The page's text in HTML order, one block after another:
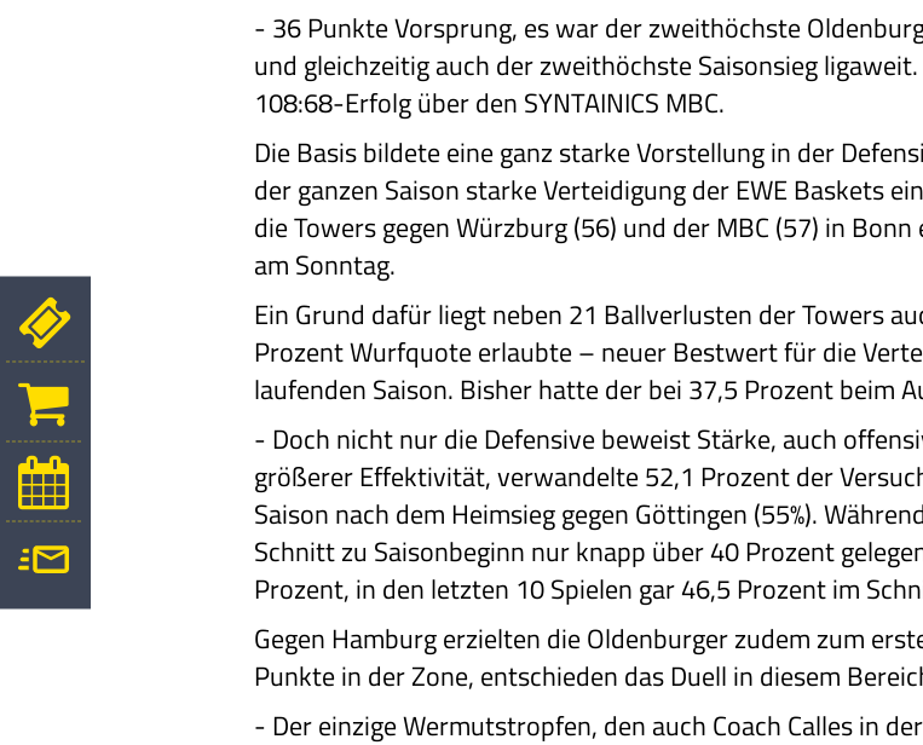
- 36 Punkte Vorsprung, es war der zweithöchste
und gleichzeitig auch der zweithöchste Saisonsieg
108:68-Erfolg über den SYNTAINICS MBC.
Die Basis bildete eine ganz starke Vorstellung in der
der ganzen Saison starke Verteidigung der EWE Baskets
die Towers gegen Würzburg (56) und der MBC (57) in
am Sonntag.
Ein Grund dafür liegt neben 21 Ballverlusten der Towers
Prozent Wurfquote erlaubte – neuer Bestwert für die
laufenden Saison. Bisher hatte der bei 37,5 Prozent beim
- Doch nicht nur die Defensive beweist Stärke, auch
größerer Effektivität, verwandelte 52,1 Prozent der
Saison nach dem Heimsieg gegen Göttingen (55%).
Schnitt zu Saisonbeginn nur knapp über 40 Prozent
Prozent, in den letzten 10 Spielen gar 46,5 Prozent im
Gegen Hamburg erzielten die Oldenburger zudem zum
Punkte in der Zone, entschieden das Duell in diesem
- Der einzige Wermutstropfen, den auch Coach Calles in